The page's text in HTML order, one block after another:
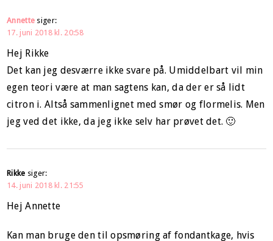
Annette siger:
17. juni 2018 kl. 20:58
Hej Rikke
Det kan jeg desværre ikke svare på. Umiddelbart vil min
egen teori være at man sagtens kan, da der er så lidt
citron i. Altså sammenlignet med smør og flormelis. Men
jeg ved det ikke, da jeg ikke selv har prøvet det. 🙂
Rikke siger:
14. juni 2018 kl. 21:55
Hej Annette
Kan man bruge den til opsmøring af fondantkage, hvis